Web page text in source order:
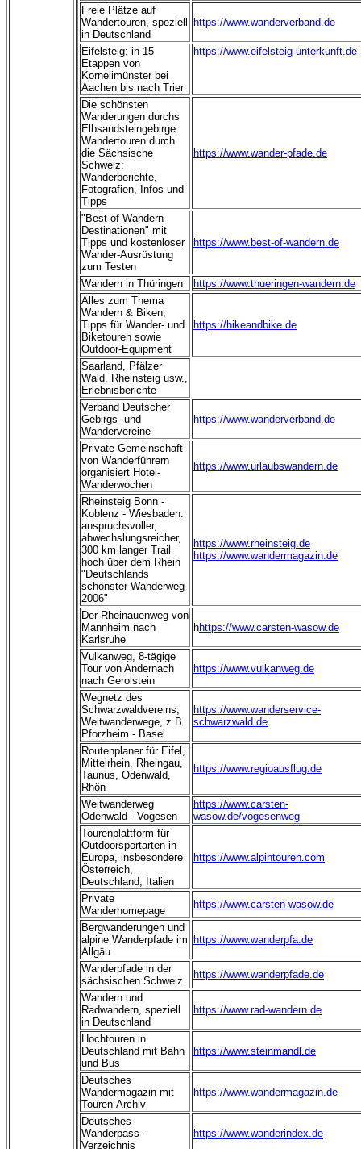
Freie Plätze auf
Wandertouren, speziell
in Deutschland
https://www.wanderverband.de
Eifelsteig; in 15
Etappen von
Kornelimünster bei
Aachen bis nach Trier
https://www.eifelsteig-unterkunft.de
Die schönsten
Wanderungen durchs
Elbsandsteingebirge:
Wandertouren durch
die Sächsische
Schweiz:
Wanderberichte,
Fotografien, Infos und
Tipps
https://www.wander-pfade.de
"Best of Wandern-
Destinationen" mit
Tipps und kostenloser
Wander-Ausrüstung
zum Testen
https://www.best-of-wandern.de
Wandern in Thüringen
https://www.thueringen-wandern.de
Alles zum Thema
Wandern & Biken;
Tipps für Wander- und
Biketouren sowie
Outdoor-Equipment
https://hikeandbike.de
Saarland, Pfälzer
Wald, Rheinsteig usw.,
Erlebnisberichte
Verband Deutscher
Gebirgs- und
Wandervereine
https://www.wanderverband.de
Private Gemeinschaft
von Wanderführern
organisiert Hotel-
Wanderwochen
https://www.urlaubswandern.de
Rheinsteig Bonn -
Koblenz - Wiesbaden:
anspruchsvoller,
abwechslungsreicher,
300 km langer Trail
hoch über dem Rhein
"Deutschlands
schönster Wanderweg
2006"
https://www.rheinsteig.de
https://www.wandermagazin.de
Der Rheinauenweg von
Mannheim nach
Karlsruhe
hhttps://www.carsten-wasow.de
Vulkanweg, 8-tägige
Tour von Andernach
nach Gerolstein
https://www.vulkanweg.de
Wegnetz des
Schwarzwaldvereins,
Weitwanderwege, z.B.
Pforzheim - Basel
https://www.wanderservice-
schwarzwald.de
Routenplaner für Eifel,
Mittelrhein, Rheingau,
Taunus, Odenwald,
Rhön
https://www.regioausflug.de
Weitwanderweg
Odenwald - Vogesen
https://www.carsten-
wasow.de/vogesenweg
Tourenplattform für
Outdoorsportarten in
Europa, insbesondere
Österreich,
Deutschland, Italien
https://www.alpintouren.com
Private
Wanderhomepage
https://www.carsten-wasow.de
Bergwanderungen und
alpine Wanderpfade im
Allgäu
https://www.wanderpfa.de
Wanderpfade in der
sächsischen Schweiz
https://www.wanderpfade.de
Wandern und
Radwandern, speziell
in Deutschland
https://www.rad-wandern.de
Hochtouren in
Deutschland mit Bahn
und Bus
https://www.steinmandl.de
Deutsches
Wandermagazin mit
Touren-Archiv
https://www.wandermagazin.de
Deutsches
Wanderpass-
Verzeichnis
https://www.wanderindex.de